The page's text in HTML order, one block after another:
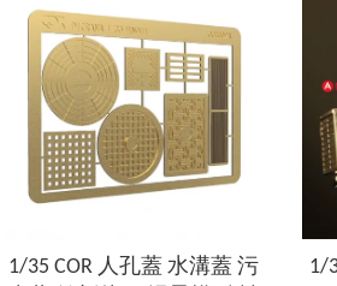
1/35 COR 人孔蓋 水溝蓋 污 1/